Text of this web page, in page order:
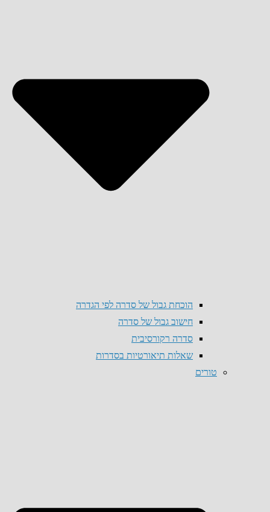
הוכחת גבול של סדרה לפי הגדרה
חישוב גבול של סדרה
סדרה רקורסיבית
שאלות תיאורטיות בסדרות
טורים